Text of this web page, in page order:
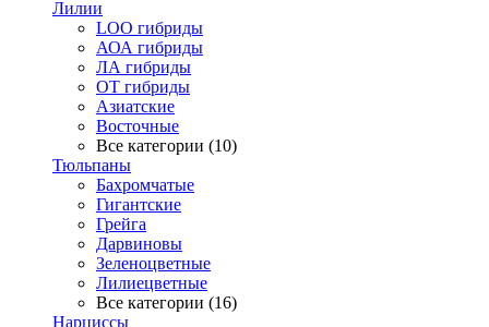
Лилии
LOO гибриды
АОА гибриды
ЛА гибриды
ОТ гибриды
Азиатские
Восточные
Все категории (10)
Тюльпаны
Бахромчатые
Гигантские
Грейга
Дарвиновы
Зеленоцветные
Лилиецветные
Все категории (16)
Нарциссы